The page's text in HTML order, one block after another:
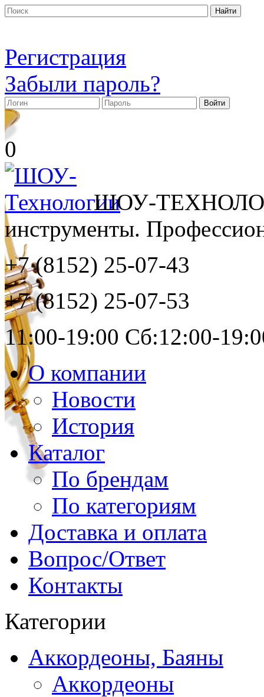
Регистрация
Забыли пароль?
0
ШОУ-
инструменты.
+7 (8152) 25-07-43
+7 (8152) 25-07-53
11:00-19:00 Сб:12:00-
О компании
Новости
История
Каталог
По брендам
По категориям
Доставка и оплата
Вопрос/Ответ
Контакты
Категории
Аккордеоны, Баяны
Аккордеоны